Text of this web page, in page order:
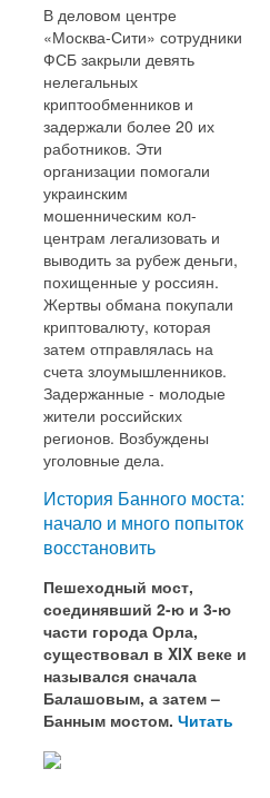
В деловом центре
«Москва-Сити» сотрудники
ФСБ закрыли девять
нелегальных
криптообменников и
задержали более 20 их
работников. Эти
организации помогали
украинским
мошенническим кол-
центрам легализовать и
выводить за рубеж деньги,
похищенные у россиян.
Жертвы обмана покупали
криптовалюту, которая
затем отправлялась на
счета злоумышленников.
Задержанные - молодые
жители российских
регионов. Возбуждены
уголовные дела.
История Банного моста:
начало и много попыток
восстановить
Пешеходный мост,
соединявший 2-ю и 3-ю
части города Орла,
существовал в XIX веке и
назывался сначала
Балашовым, а затем –
Банным мостом. Читать